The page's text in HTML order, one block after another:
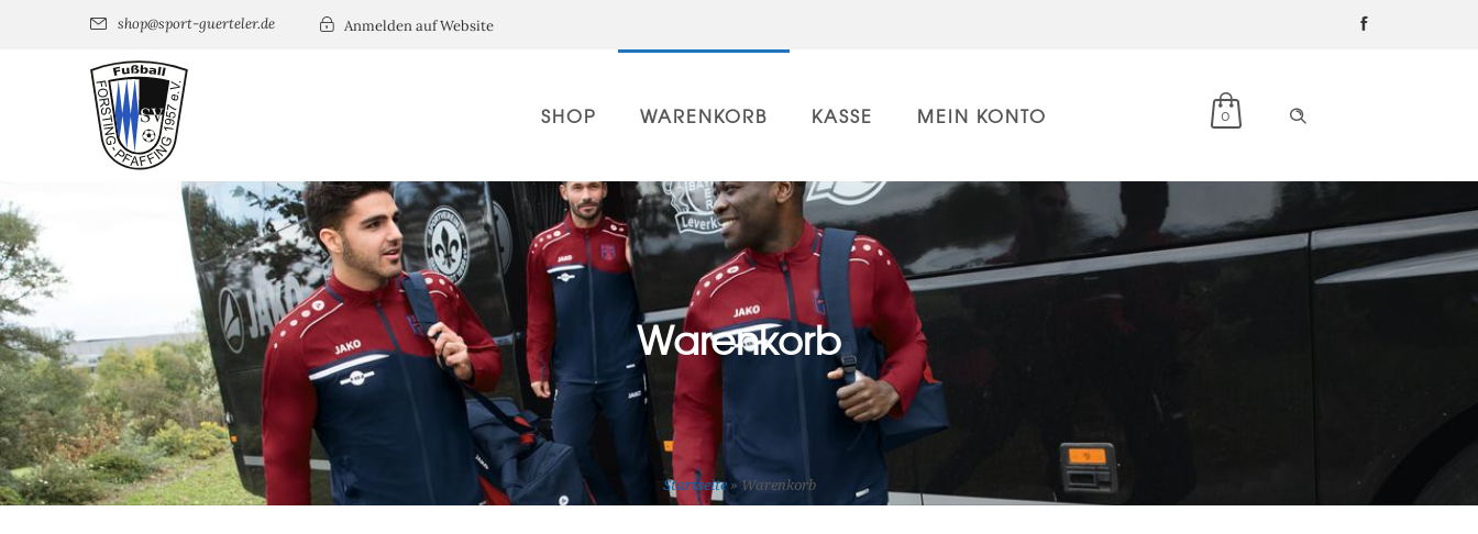
shop@sport-guerteler.de Anmelden auf Website
0
SHOP WARENKORB KASSE MEIN KONTO
Warenkorb
Startseite»Warenkorb